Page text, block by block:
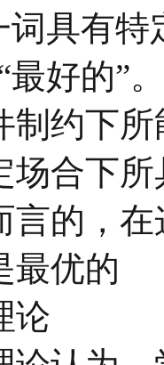
词具有
最好的”
制约下
场合下
言的，
最优的
论